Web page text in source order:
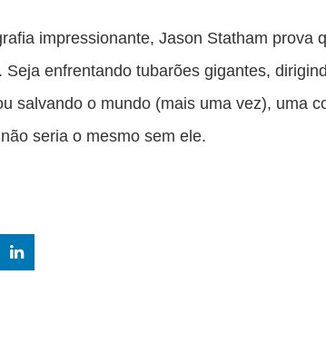
impressionante, Jason Statham prova
Seja enfrentando tubarões gigantes,
salvando o mundo (mais uma vez), uma
seria o mesmo sem ele.